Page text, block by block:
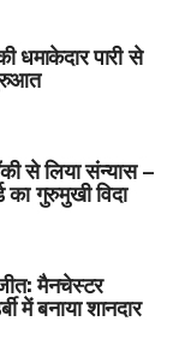
धमाकेदार पारी से
से लिया संन्यास –
गुरुमुखी विदा
मैनचेस्टर
में बनाया शानदार